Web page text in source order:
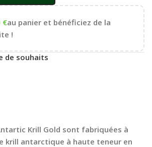
€au panier et bénéficiez de la
!
de souhaits
Krill Gold sont fabriquées à
krill antarctique à haute teneur en